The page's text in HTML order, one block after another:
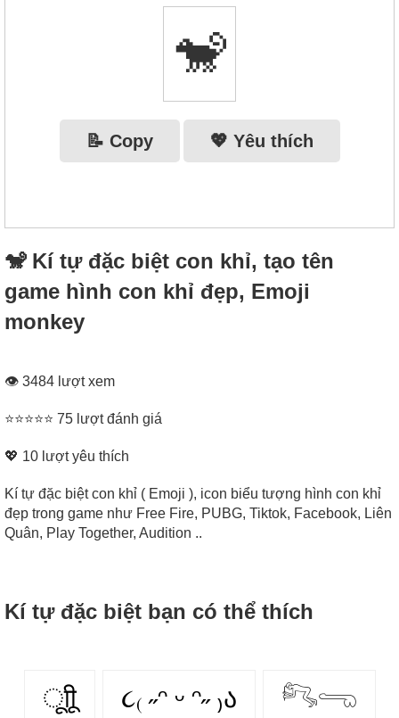
🐒
📝 Copy 💖 Yêu thích
🐒 Kí tự đặc biệt con khỉ, tạo tên
game hình con khỉ đẹp, Emoji
monkey
👁 3484 lượt xem
⭐⭐⭐⭐⭐ 75 lượt đánh giá
💖 10 lượt yêu thích
Kí tự đặc biệt con khỉ ( Emoji ), icon biểu tượng hình con khỉ
đẹp trong game như Free Fire, PUBG, Tiktok, Facebook, Liên
Quân, Play Together, Audition ..
Kí tự đặc biệt bạn có thể thích
ूाीू ૮₍ ˶ᵔ ᵕ ᵔ˶ ₎ა 𓀐𓂸